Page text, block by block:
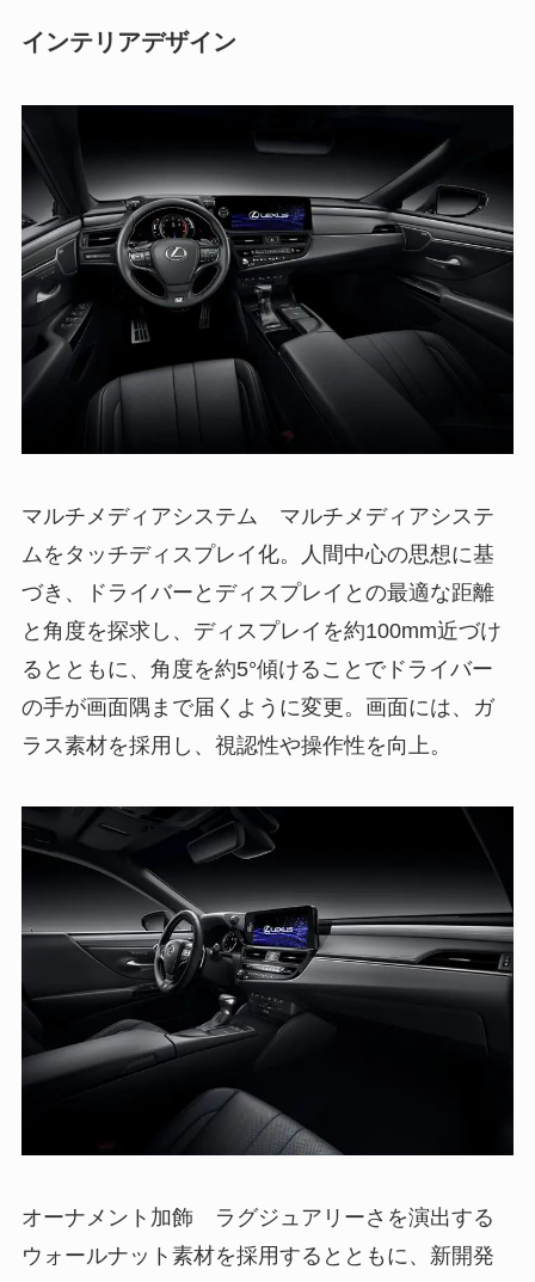
インテリアデザイン
マルチメディアシステム マルチメディアシステ
ムをタッチディスプレイ化。人間中心の思想に基
づき、ドライバーとディスプレイとの最適な距離
と角度を探求し、ディスプレイを約100mm近づけ
るとともに、角度を約5°傾けることでドライバー
の手が画面隅まで届くように変更。画面には、ガ
ラス素材を採用し、視認性や操作性を向上。
オーナメント加飾 ラグジュアリーさを演出する
ウォールナット素材を採用するとともに、新開発